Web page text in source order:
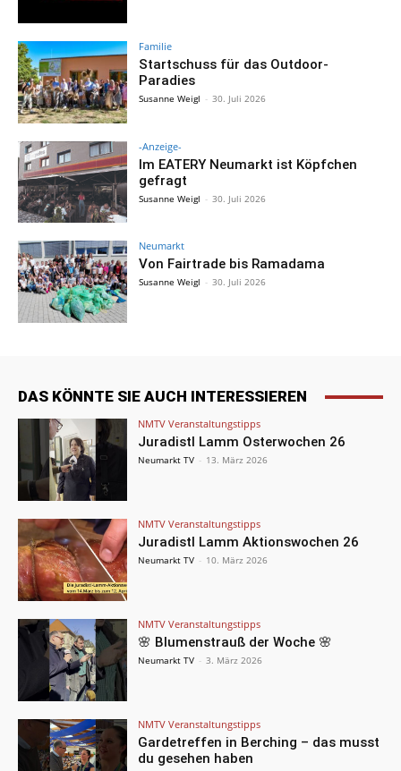
Familie
Startschuss für das Outdoor-
Paradies
Susanne Weigl - 30. Juli 2026
-Anzeige-
Im EATERY Neumarkt ist Köpfchen
gefragt
Susanne Weigl - 30. Juli 2026
Neumarkt
Von Fairtrade bis Ramadama
Susanne Weigl - 30. Juli 2026
DAS KÖNNTE SIE AUCH INTERESSIEREN
NMTV Veranstaltungstipps
Juradistl Lamm Osterwochen 26
Neumarkt TV - 13. März 2026
NMTV Veranstaltungstipps
Juradistl Lamm Aktionswochen 26
Neumarkt TV - 10. März 2026
NMTV Veranstaltungstipps
🌸 Blumenstrauß der Woche 🌸
Neumarkt TV - 3. März 2026
NMTV Veranstaltungstipps
Gardetreffen in Berching – das musst
du gesehen haben